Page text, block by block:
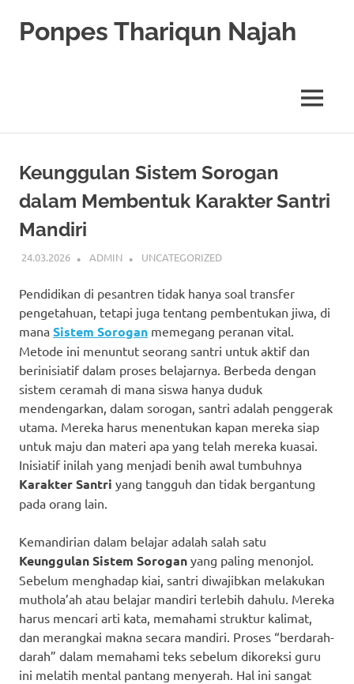
Ponpes Thariqun Najah
MENU
Keunggulan Sistem Sorogan
dalam Membentuk Karakter Santri
Mandiri
24.03.2026 ADMIN UNCATEGORIZED
Pendidikan di pesantren tidak hanya soal transfer
pengetahuan, tetapi juga tentang pembentukan jiwa, di
mana Sistem Sorogan memegang peranan vital.
Metode ini menuntut seorang santri untuk aktif dan
berinisiatif dalam proses belajarnya. Berbeda dengan
sistem ceramah di mana siswa hanya duduk
mendengarkan, dalam sorogan, santri adalah penggerak
utama. Mereka harus menentukan kapan mereka siap
untuk maju dan materi apa yang telah mereka kuasai.
Inisiatif inilah yang menjadi benih awal tumbuhnya
Karakter Santri yang tangguh dan tidak bergantung
pada orang lain.
Kemandirian dalam belajar adalah salah satu
Keunggulan Sistem Sorogan yang paling menonjol.
Sebelum menghadap kiai, santri diwajibkan melakukan
muthola’ah atau belajar mandiri terlebih dahulu. Mereka
harus mencari arti kata, memahami struktur kalimat,
dan merangkai makna secara mandiri. Proses “berdarah-
darah” dalam memahami teks sebelum dikoreksi guru
ini melatih mental pantang menyerah. Hal ini sangat